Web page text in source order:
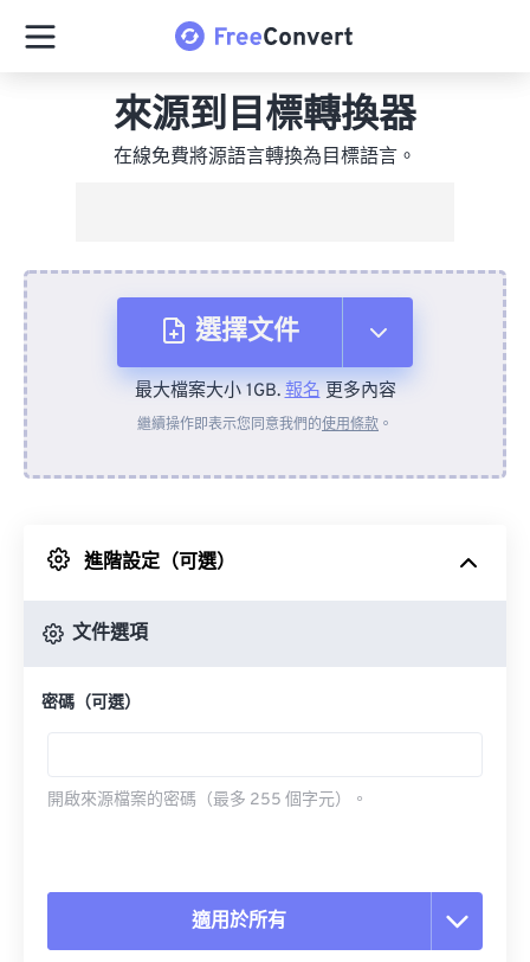
來源到目標轉換器
在線免費將源語言轉換為目標語言。
選擇文件
來自裝置
來自 Google 雲端硬碟
最大檔案大小 1GB.報名更多內容
繼續操作即表示您同意我們的使用條款 。
進階設定（可選）
文件選項
密碼（可選）
開啟來源檔案的密碼（最多 255 個字元）。
適用於所有